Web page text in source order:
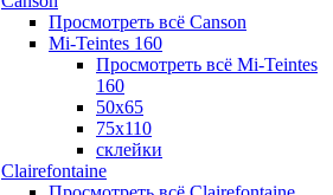
Просмотреть всё Canson
Mi-Teintes 160
Просмотреть всё Mi-Teintes
160
50х65
75х110
склейки
Clairefontaine